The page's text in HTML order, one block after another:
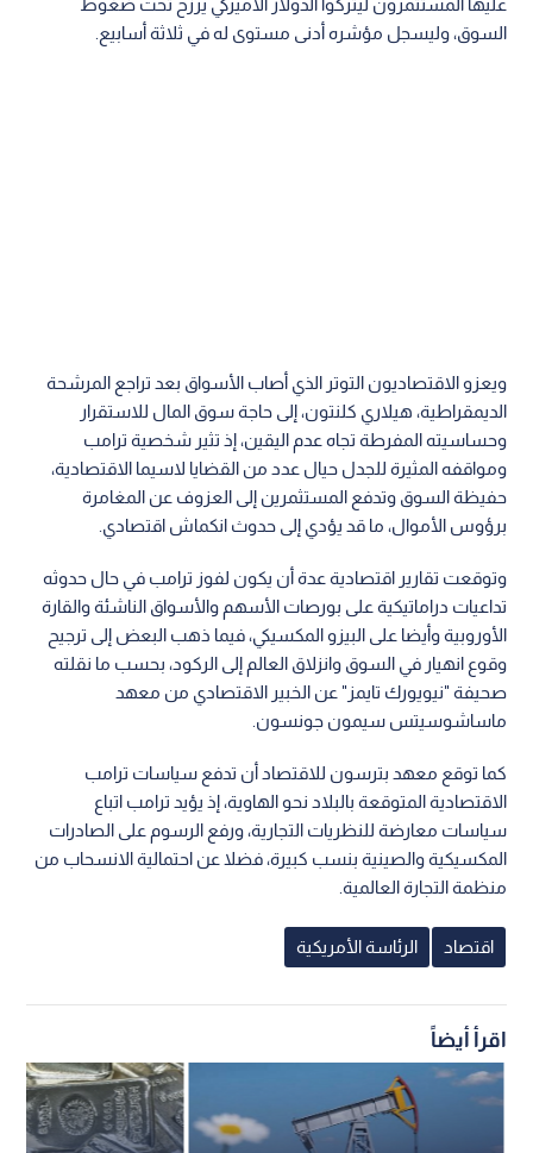
السوق، وليسجل مؤشره أدنى مستوى له في ثلاثة أسابيع.
ويعزو الاقتصاديون التوتر الذي أصاب الأسواق بعد تراجع المرشحة
الديمقراطية، هيلاري كلنتون، إلى حاجة سوق المال للاستقرار
وحساسيته المفرطة تجاه عدم اليقين، إذ تثير شخصية ترامب
ومواقفه المثيرة للجدل حيال عدد من القضايا لاسيما الاقتصادية،
حفيظة السوق وتدفع المستثمرين إلى العزوف عن المغامرة
برؤوس الأموال، ما قد يؤدي إلى حدوث انكماش اقتصادي.
وتوقعت تقارير اقتصادية عدة أن يكون لفوز ترامب في حال حدوثه
تداعيات دراماتيكية على بورصات الأسهم والأسواق الناشئة والقارة
الأوروبية وأيضا على البيزو المكسيكي، فيما ذهب البعض إلى ترجيح
وقوع انهيار في السوق وانزلاق العالم إلى الركود، بحسب ما نقلته
صحيفة "نيويورك تايمز" عن الخبير الاقتصادي من معهد
ماساشوسيتس سيمون جونسون.
كما توقع معهد بترسون للاقتصاد أن تدفع سياسات ترامب
الاقتصادية المتوقعة بالبلاد نحو الهاوية، إذ يؤيد ترامب اتباع
سياسات معارضة للنظريات التجارية، ورفع الرسوم على الصادرات
المكسيكية والصينية بنسب كبيرة، فضلا عن احتمالية الانسحاب من
منظمة التجارة العالمية.
اقتصاد الرئاسة الأمريكية
اقرأ أيضاً